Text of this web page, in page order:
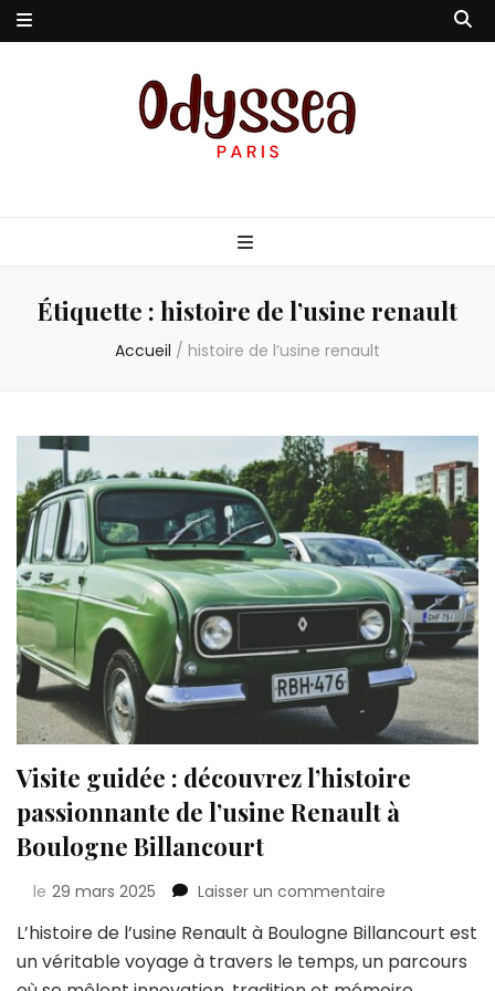
Étiquette : histoire de l’usine renault
Accueil / histoire de l’usine renault
Visite guidée : découvrez l’histoire
passionnante de l’usine Renault à
Boulogne Billancourt
le 29 mars 2025 Laisser un commentaire
guidée
découvrez
L’histoire de l’usine Renault à Boulogne Billancourt est
un véritable voyage à travers le temps, un parcours